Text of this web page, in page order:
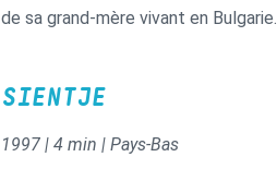
de sa grand-mère vivant en Bulgarie.
SIENTJE
1997 | 4 min | Pays-Bas